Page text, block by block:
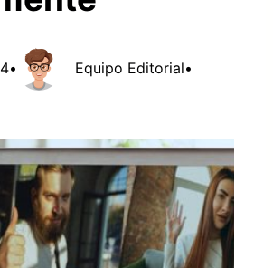
• Equipo Editorial•